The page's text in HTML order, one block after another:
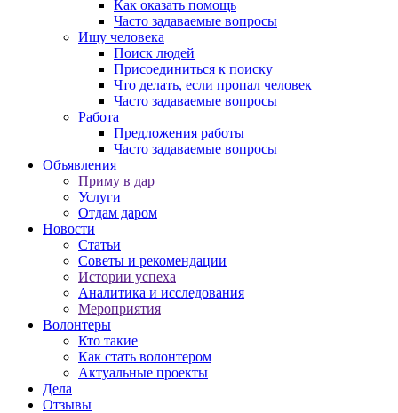
Как оказать помощь
Часто задаваемые вопросы
Ищу человека
Поиск людей
Присоединиться к поиску
Что делать, если пропал человек
Часто задаваемые вопросы
Работа
Предложения работы
Часто задаваемые вопросы
Объявления
Приму в дар
Услуги
Отдам даром
Новости
Статьи
Советы и рекомендации
Истории успеха
Аналитика и исследования
Мероприятия
Волонтеры
Кто такие
Как стать волонтером
Актуальные проекты
Дела
Отзывы